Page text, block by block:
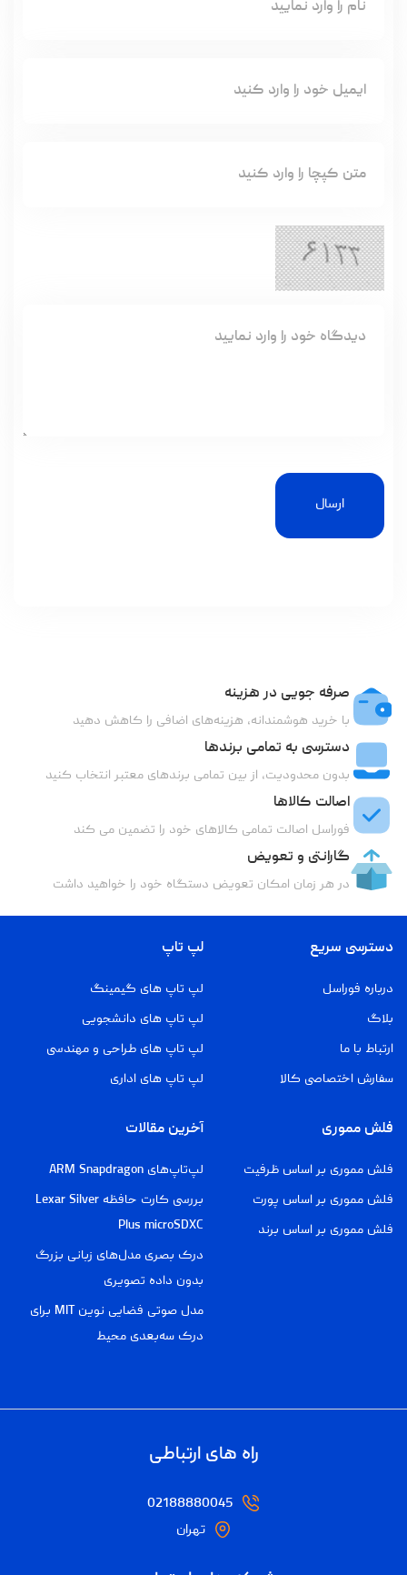
ارسال
صرفه جویی در هزینه
با خرید هوشمندانه، هزینه‌های اضافی را کاهش دهید
دسترسی به تمامی برندها
بدون محدودیت، از بین تمامی برندهای معتبر انتخاب کنید
اصالت کالاها
فوراسل اصالت تمامی کالاهای خود را تضمین می کند
گارانتی و تعویض
در هر زمان امکان تعویض دستگاه خود را خواهید داشت
دسترسی سریع
درباره فوراسل
بلاگ
ارتباط با ما
سفارش اختصاصی کالا
لپ تاپ
لپ تاپ های گیمینگ
لپ تاپ های دانشجویی
لپ تاپ های طراحی و مهندسی
لپ تاپ های اداری
فلش مموری
فلش مموری بر اساس ظرفیت
فلش مموری بر اساس پورت
فلش مموری بر اساس برند
آخرین مقالات
لپ‌تاپ‌های ARM Snapdragon
بررسی کارت حافظه Lexar Silver
Plus microSDXC
درک بصری مدل‌های زبانی بزرگ
بدون داده تصویری
مدل صوتی فضایی نوین MIT برای
درک سه‌بعدی محیط
راه های ارتباطی
02188880045
تهران